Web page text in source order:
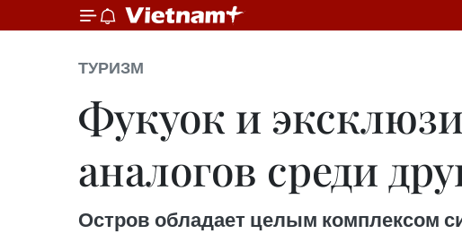
ТУРИЗМ
Фукуок и
аналогов среди
Остров обладает целым комплексом